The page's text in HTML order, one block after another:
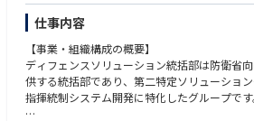
■このポジションの魅力
・量子コンピュータ制御システムを「0→1」
もほぼ前例のない開発環境
・量子物理のサイエンティストと同じチーム
論の境界を自ら定義する裁量
・最先端のリアルタイム制御フレームワークを
仕事内容
【事業・組織構成の概要】
ディフェンスソリューション統括部は防衛省
供する統括部であり、第二特定ソリューショ
指揮統制システム開発に特化したグループです